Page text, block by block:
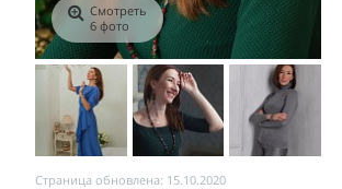
Смотреть
6 фото
Страница обновлена: 15.10.2020